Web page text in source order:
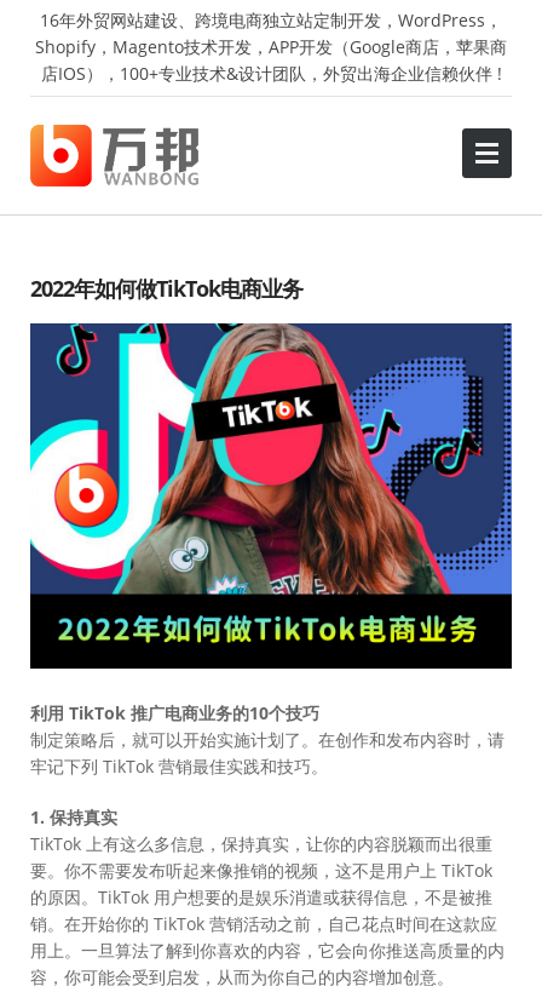
16年外贸网站建设、跨境电商独立站定制开发，WordPress，
Shopify，Magento技术开发，APP开发（Google商店，苹果商
店IOS），100+专业技术&设计团队，外贸出海企业信赖伙伴 !
2022年如何做TikTok电商业务
利用 TikTok 推广电商业务的10个技巧
制定策略后，就可以开始实施计划了。在创作和发布内容时，请
牢记下列 TikTok 营销最佳实践和技巧。
1. 保持真实
TikTok 上有这么多信息，保持真实，让你的内容脱颖而出很重
要。你不需要发布听起来像推销的视频，这不是用户上 TikTok
的原因。TikTok 用户想要的是娱乐消遣或获得信息，不是被推
销。在开始你的 TikTok 营销活动之前，自己花点时间在这款应
用上。一旦算法了解到你喜欢的内容，它会向你推送高质量的内
容，你可能会受到启发，从而为你自己的内容增加创意。